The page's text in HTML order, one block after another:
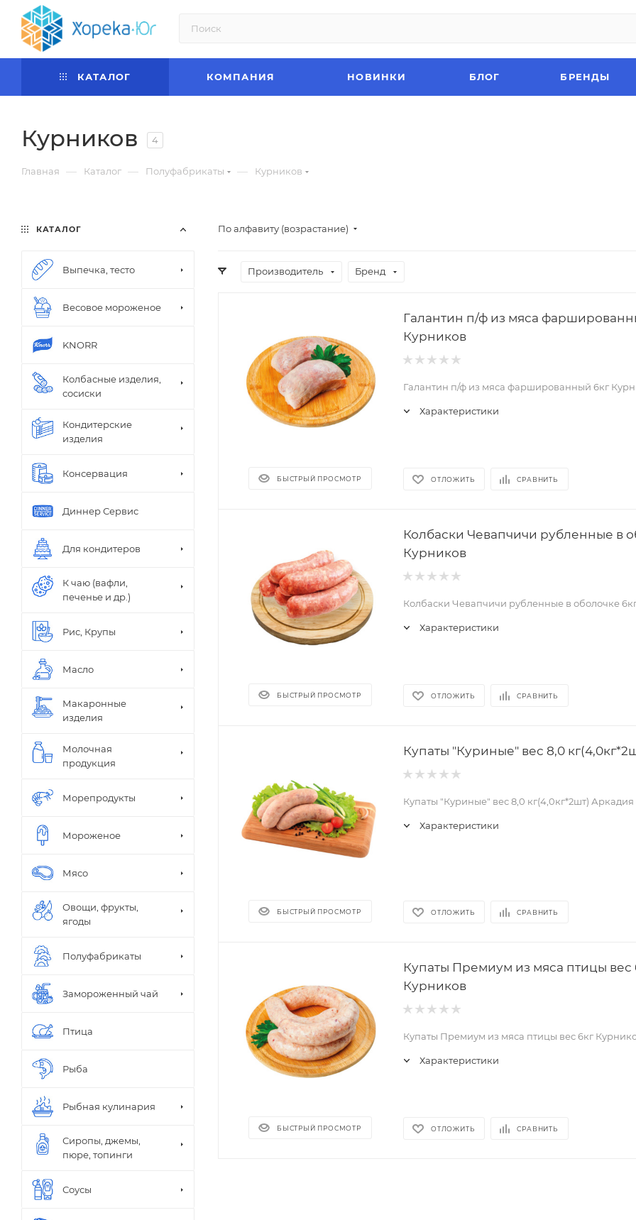
КАТАЛОГ КОМПАНИЯ НОВИНКИ БЛОГ БРЕНДЫ
Курников 4
Главная — Каталог — Полуфабрикаты — Курников
По алфавиту (возрастание)
Производитель Бренд
БЫСТРЫЙ ПРОСМОТР
Галантин п/ф из мяса
Курников
Галантин п/ф из мяса фаршированный 6кг
Характеристики
ОТЛОЖИТЬ СРАВНИТЬ
БЫСТРЫЙ ПРОСМОТР
Колбаски Чевапчичи рубленные в
Курников
Колбаски Чевапчичи рубленные в оболочке
Характеристики
ОТЛОЖИТЬ СРАВНИТЬ
БЫСТРЫЙ ПРОСМОТР
Купаты "Куриные" вес 8,0
Купаты "Куриные" вес 8,0 кг(4,0кг*2шт) Аркадия
Характеристики
ОТЛОЖИТЬ СРАВНИТЬ
БЫСТРЫЙ ПРОСМОТР
Купаты Премиум из мяса птицы вес
Курников
Купаты Премиум из мяса птицы вес 6кг
Характеристики
ОТЛОЖИТЬ СРАВНИТЬ
КАТАЛОГ
Выпечка, тесто
Весовое мороженое
KNORR
Колбасные изделия,
сосиски
Кондитерские
изделия
Консервация
Диннер Сервис
Для кондитеров
К чаю (вафли,
печенье и др.)
Рис, Крупы
Масло
Макаронные
изделия
Молочная
продукция
ПЕТМОЛ
Простоквашино
Солнышко Кубани
Морепродукты
Мороженое
Милая Мила
Мясо
Овощи, фрукты,
ягоды
Полуфабрикаты
Замороженный чай
Птица
Рыба
Рыбная кулинария
Сиропы, джемы,
пюре, топинги
Соусы